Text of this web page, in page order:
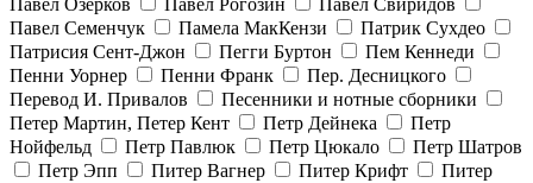
Павел Озерков
Павел Рогозин
Павел Свиридов
Павел Семенчук
Памела МакКензи
Патрик Сухдео
Патрисия Сент-Джон
Пегги Буртон
Пем Кеннеди
Пенни Уорнер
Пенни Франк
Пер. Десницкого
Перевод И. Привалов
Песенники и нотные сборники
Петер Мартин, Петер Кент
Петр Дейнека
Петр
Нойфельд
Петр Павлюк Петр Цюкало
Петр Шатров
Петр Эпп
Питер Вагнер Питер Крифт
Питер